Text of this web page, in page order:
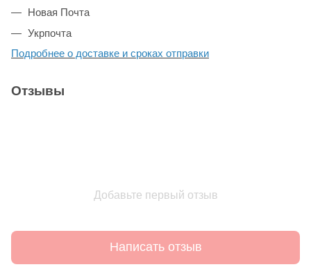
Новая Почта
Укрпочта
Подробнее о доставке и сроках отправки
Отзывы
Добавьте первый отзыв
Написать отзыв